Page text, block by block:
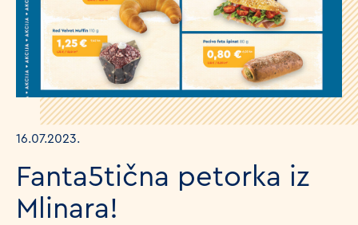
16.07.2023.
Fanta5tična petorka iz
Mlinara!